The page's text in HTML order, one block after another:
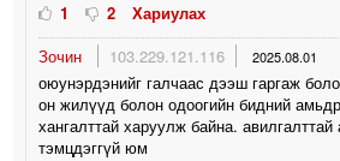
1
2
Хариулах
Зочин
103.229.121.116 2025.08.01
оюунэрдэнийг галчаас дээш гаргаж
он жилүүд болон одоогийн бидний
хангалттай харуулж байна. авилгалттай
тэмцдэггүй юм